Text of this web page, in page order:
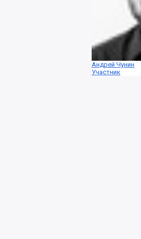
Андрей Чунин
Участник